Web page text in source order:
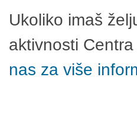
Ukoliko imaš
aktivnosti
nas za više